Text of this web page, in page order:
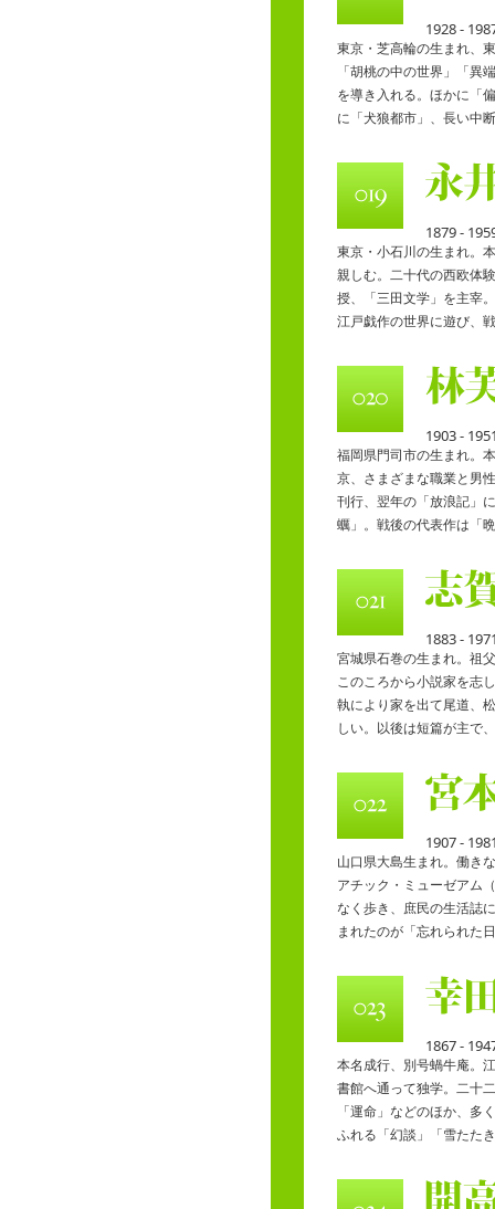
1928 -
東京・芝高輪の生まれ、
「胡桃の中の世界」「異
を導き入れる。ほかに「
に「犬狼都市」、長い中
1879 -
東京・小石川の生まれ。
親しむ。二十代の西欧体
授、「三田文学」を主宰
江戸戯作の世界に遊び、
1903 -
福岡県門司市の生まれ。
京、さまざまな職業と男
刊行、翌年の「放浪記」
蠣」。戦後の代表作は「
1883 -
宮城県石巻の生まれ。祖
このころから小説家を志
執により家を出て尾道、
しい。以後は短篇が主で
1907 -
山口県大島生まれ。働き
アチック・ミューゼアム
なく歩き、庶民の生活誌
まれたのが「忘れられた
1867 -
本名成行、別号蝸牛庵。
書館へ通って独学。二十
「運命」などのほか、多
ふれる「幻談」「雪たた